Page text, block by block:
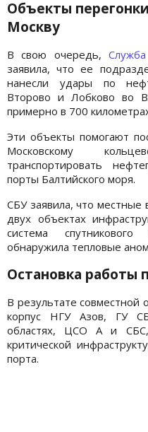
Объекты
Москву
В свою очередь,
заявила, что ее
нанесли удары по
Второво и Лобково во
примерно в 700
Эти объекты помогают
Московскому
транспортировать
порты Балтийского моря.
СБУ заявила, что местные
двух объектах
система
обнаружила тепловые
Остановка работы
В результате совместной
корпус НГУ Азов, ГУ
областях, ЦСО А и
критической
порта.